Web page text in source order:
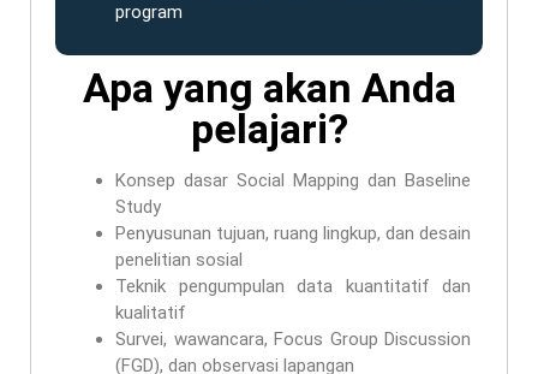
program
Apa yang akan Anda
pelajari?
Konsep dasar Social Mapping dan Baseline
Study
Penyusunan tujuan, ruang lingkup, dan desain
penelitian sosial
Teknik pengumpulan data kuantitatif dan
kualitatif
Survei, wawancara, Focus Group Discussion
(FGD), dan observasi lapangan